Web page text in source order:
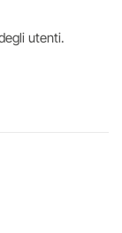
utenti.